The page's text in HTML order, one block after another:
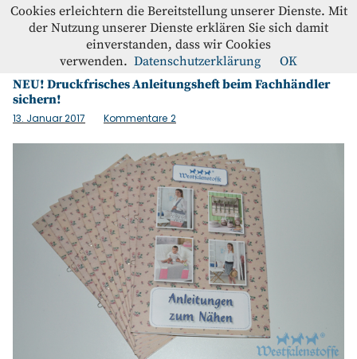
Westfalenstoffe-Blog
Home
Kontakt
Instagram
Facebook
Schlagwort:Heft
NEU! Druckfrisches Anleitungsheft beim Fachhändler
sichern!
13. Januar 2017 Kommentare 2
Cookies erleichtern die Bereitstellung unserer Dienste. Mit
der Nutzung unserer Dienste erklären Sie sich damit
einverstanden, dass wir Cookies
verwenden. Datenschutzerklärung OK